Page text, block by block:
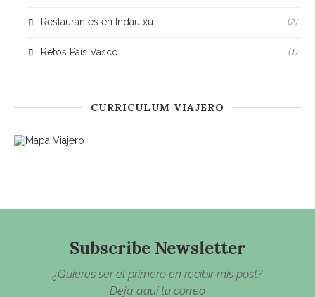
Restaurantes en Indautxu (2)
Retos País Vasco (1)
CURRICULUM VIAJERO
Subscribe Newsletter
¿Quieres ser el primero en recibir mis post?
Deja aquí tu correo